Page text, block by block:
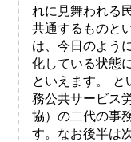
れに見舞われる
共通するものと
は、今日のよう
化している状態
といえます。 と
務公共サービス
協）の二代の事
す。なお後半は